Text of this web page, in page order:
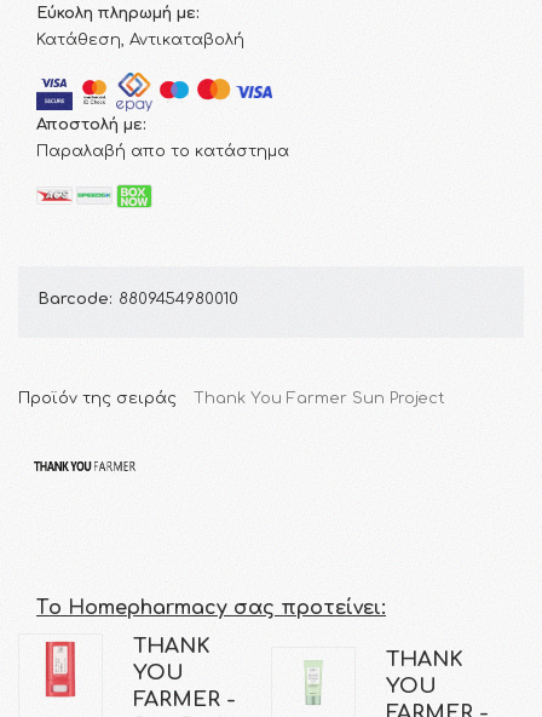
Εύκολη πληρωμή με:
Κατάθεση, Αντικαταβολή
Αποστολή με:
Παραλαβή απο το κατάστημα
Barcode: 8809454980010
Προϊόν της σειράς Thank You Farmer Sun Project
Τo Homepharmacy σας προτείνει:
THANK
YOU
FARMER -
THANK
YOU